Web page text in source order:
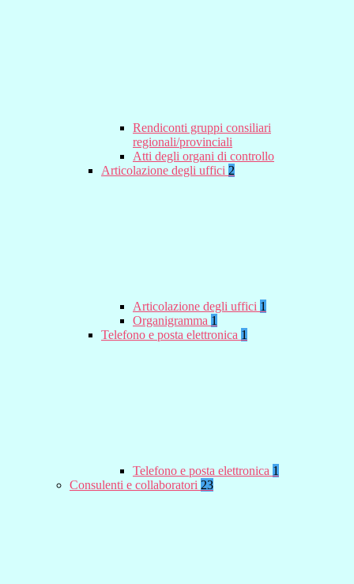
Rendiconti gruppi consiliari
regionali/provinciali
Atti degli organi di controllo
Articolazione degli uffici 2
Articolazione degli uffici 1
Organigramma 1
Telefono e posta elettronica 1
Telefono e posta elettronica 1
Consulenti e collaboratori 23